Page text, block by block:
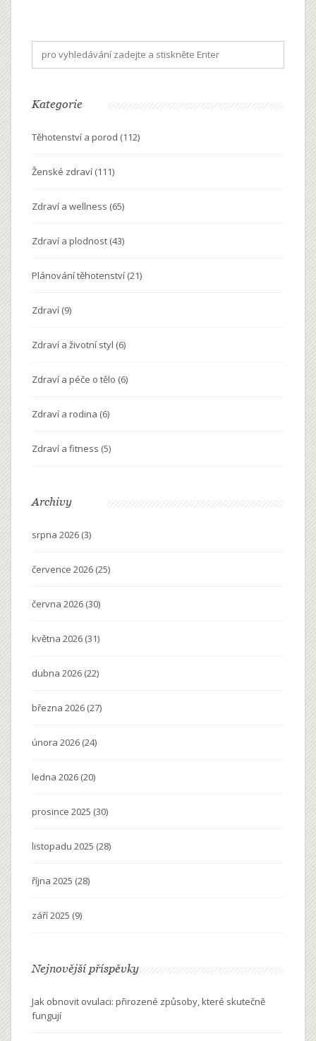
oba stavy. Poslední sekce je věnována tomu, jak
pomoci nastávající mamince v tomto klíčovém období.
Kategorie
Těhotenství a porod (112)
Ženské zdraví (111)
Zdraví a wellness (65)
Zdraví a plodnost (43)
Plánování těhotenství (21)
Zdraví (9)
Zdraví a životní styl (6)
Zdraví a péče o tělo (6)
Zdraví a rodina (6)
Zdraví a fitness (5)
Archivy
srpna 2026 (3)
července 2026 (25)
června 2026 (30)
května 2026 (31)
dubna 2026 (22)
března 2026 (27)
února 2026 (24)
ledna 2026 (20)
prosince 2025 (30)
listopadu 2025 (28)
října 2025 (28)
září 2025 (9)
Nejnovější příspěvky
Jak obnovit ovulaci: přirozené způsoby, které skutečně
fungují